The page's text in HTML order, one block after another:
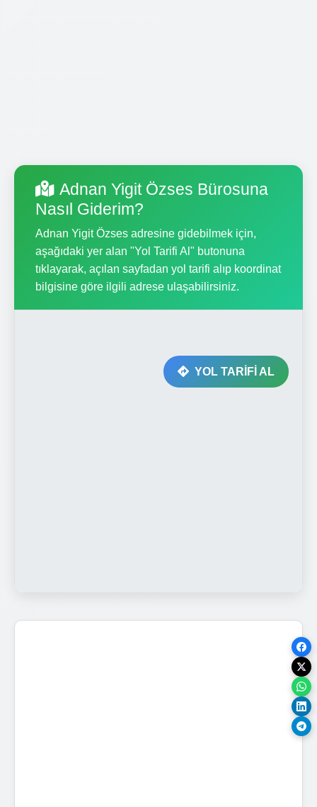
Adnan Yigit Özses Bürosuna
Nasıl Giderim?
Adnan Yigit Özses adresine gidebilmek için,
aşağıdaki yer alan "Yol Tarifi Al" butonuna
tıklayarak, açılan sayfadan yol tarifi alıp koordinat
bilgisine göre ilgili adrese ulaşabilirsiniz.
YOL TARİFİ AL